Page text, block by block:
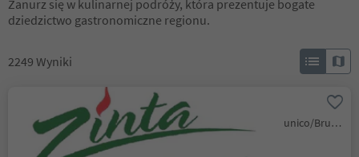
Zanurz się w kulinarnej podróży, która prezentuje bogate
dziedzictwo gastronomiczne regionu.
2249 Wyniki
Bar Cafè Zinta
S. Giorgio/St. Georgen - Brunico/Bruneck, Bruneck/Brunico, Dolomites Region Kronplatz/Plan de Corones